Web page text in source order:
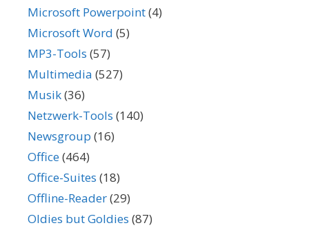
Microsoft Powerpoint(4)
Microsoft Word (5)
MP3-Tools (57)
Multimedia (527)
Musik(36)
Netzwerk-Tools (140)
Newsgroup (16)
Office(464)
Office-Suites (18)
Offline-Reader(29)
Oldies but Goldies (87)